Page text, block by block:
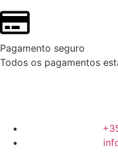
Pagamento seguro
Todos os pagamentos